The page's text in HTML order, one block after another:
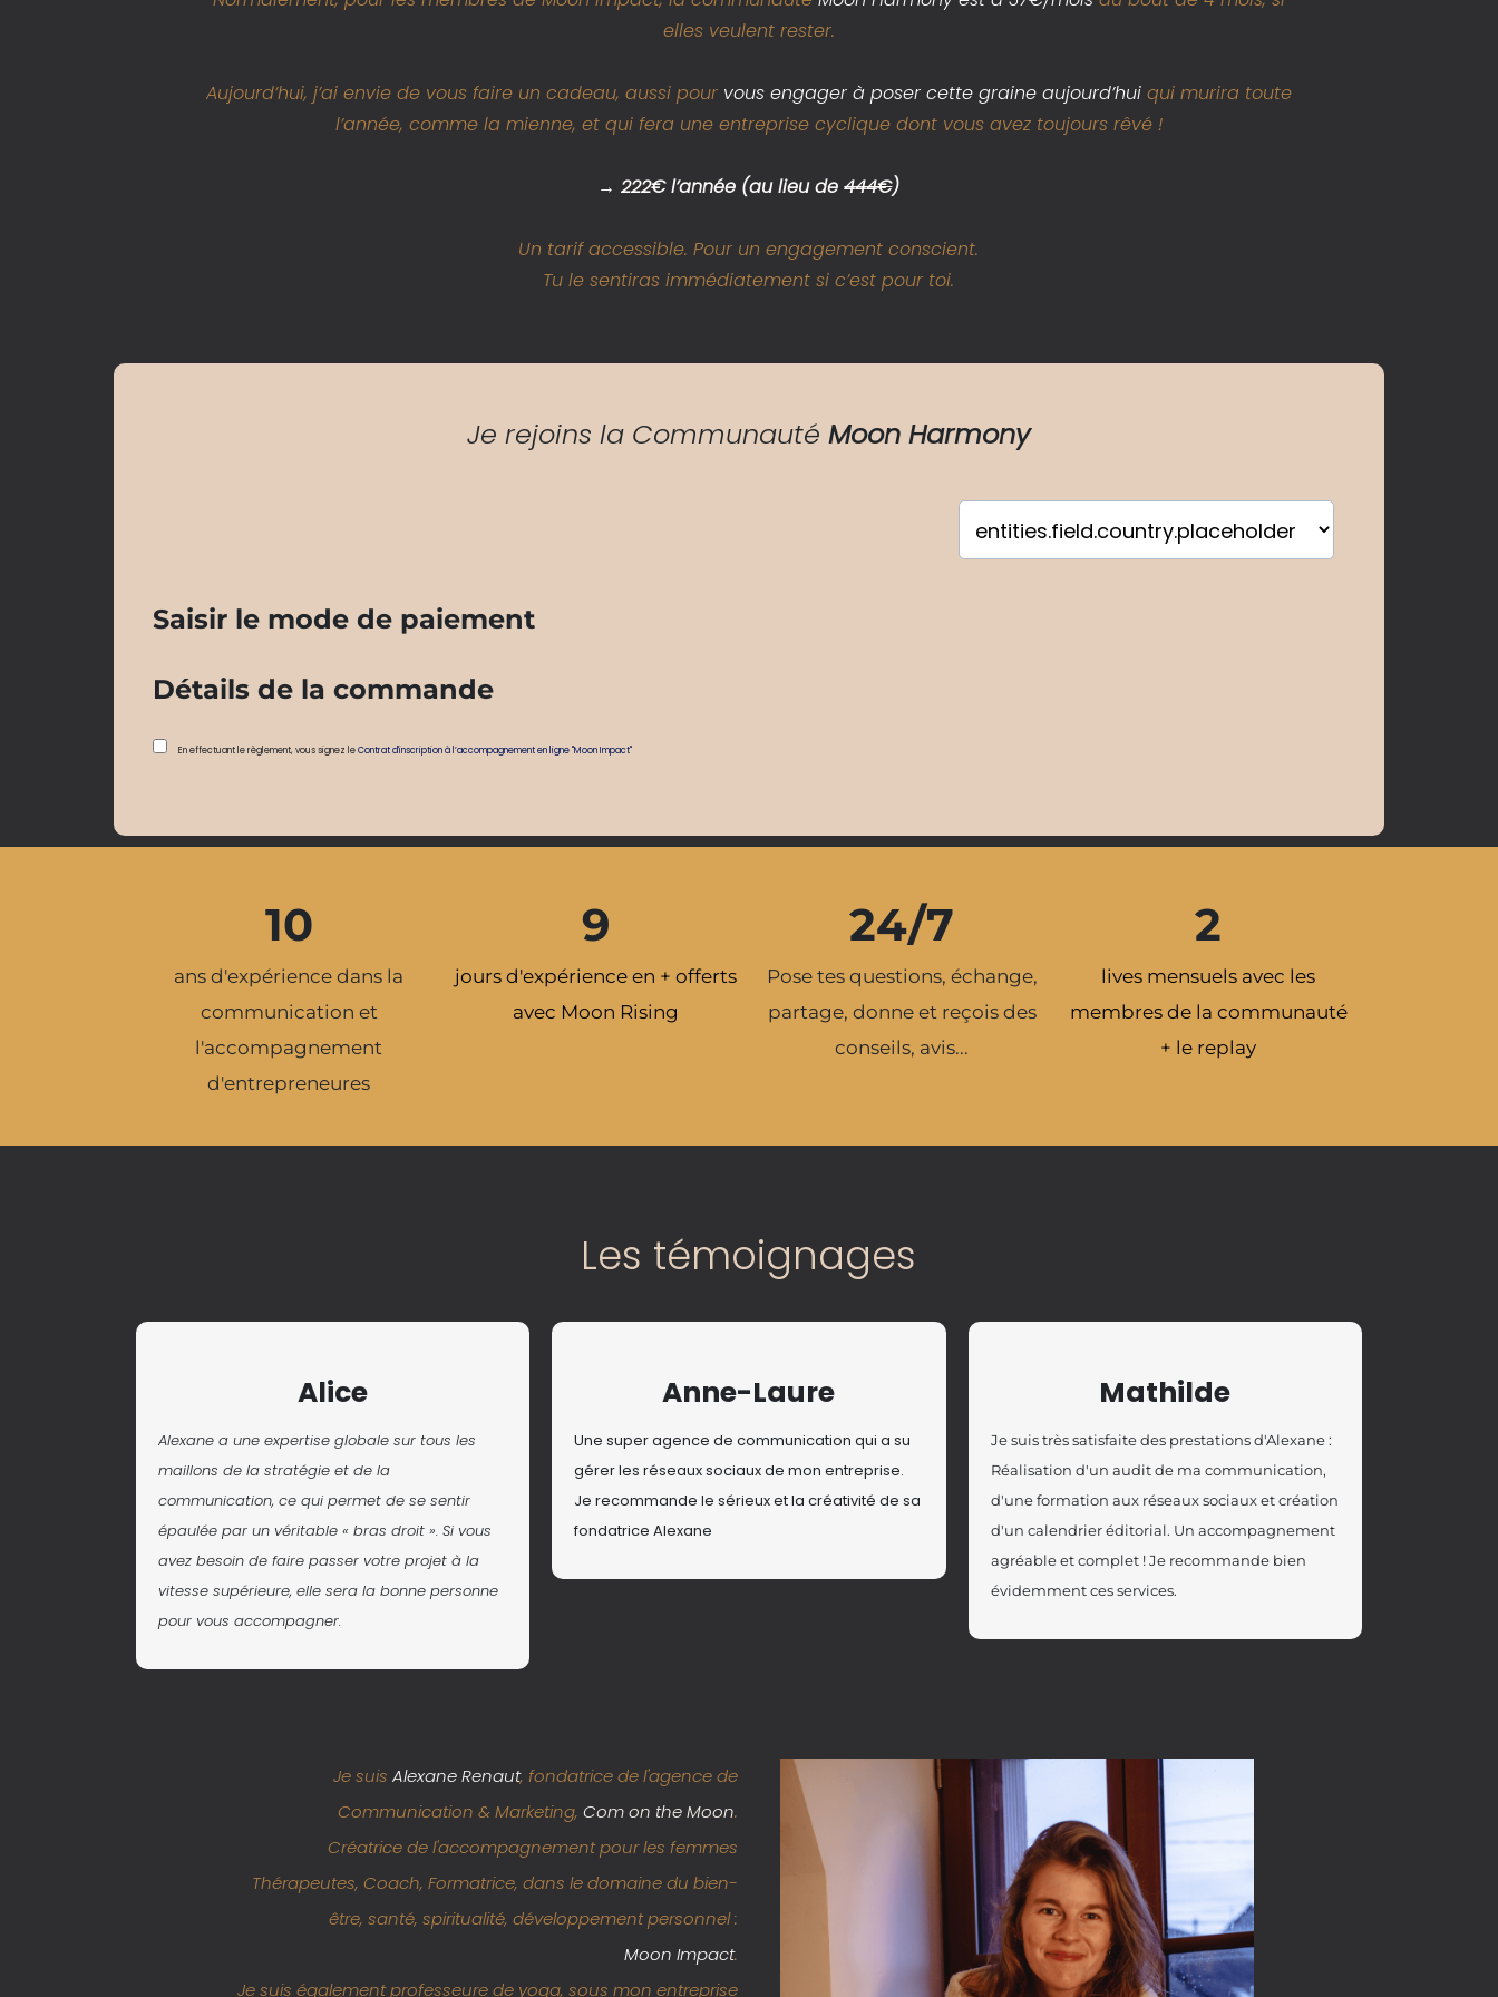
elles veulent rester.
Aujourd’hui, j’ai envie de vous faire un cadeau, aussi pour vous engager à poser cette graine aujourd’huiqui murira toute
l’année, comme la mienne, et qui fera une entreprise cyclique dont vous avez toujours rêvé !
→ 222€ l’année (au lieu de444€)
Un tarif accessible. Pour un engagement conscient.
Tu le sentiras immédiatement si c’est pour toi.
Je rejoins la CommunautéMoon Harmony
Saisir le mode de paiement
Détails de la commande
En effectuant le règlement, vous signez leContrat d'inscription à l’accompagnement en ligne "Moon Impact"
10
ans d'expérience dans la
communication et
l'accompagnement
d'entrepreneures
9
jours d'expérience en + offerts
avec Moon Rising
24/7
Pose tes questions, échange,
partage, donne et reçois des
conseils, avis...
2
lives mensuels avec les
membres de la communauté
+ le replay
Les témoignages
Alice
Alexane a une expertise globale sur tous les
maillons de la stratégie et de la
communication, ce qui permet de se sentir
épaulée par un véritable « bras droit ». Si vous
avez besoin de faire passer votre projet à la
vitesse supérieure, elle sera la bonne personne
pour vous accompagner.
Anne-Laure
Une super agence de communication qui a su
gérer les réseaux sociaux de mon entreprise.
Je recommande le sérieux et la créativité de sa
fondatrice Alexane
Mathilde
Je suis très satisfaite des prestations d'Alexane :
Réalisation d'un audit de ma communication,
d'une formation aux réseaux sociaux et création
d'un calendrier éditorial. Un accompagnement
agréable et complet ! Je recommande bien
évidemment ces services.
Je suis Alexane Renaut, fondatrice de l'agence de
Communication & Marketing, Com on the Moon.
Créatrice de l'accompagnement pour les femmes
Thérapeutes, Coach, Formatrice, dans le domaine du bien-
être, santé, spiritualité, développement personnel :
Moon Impact.
Je suis également professeure de yoga, sous mon entreprise